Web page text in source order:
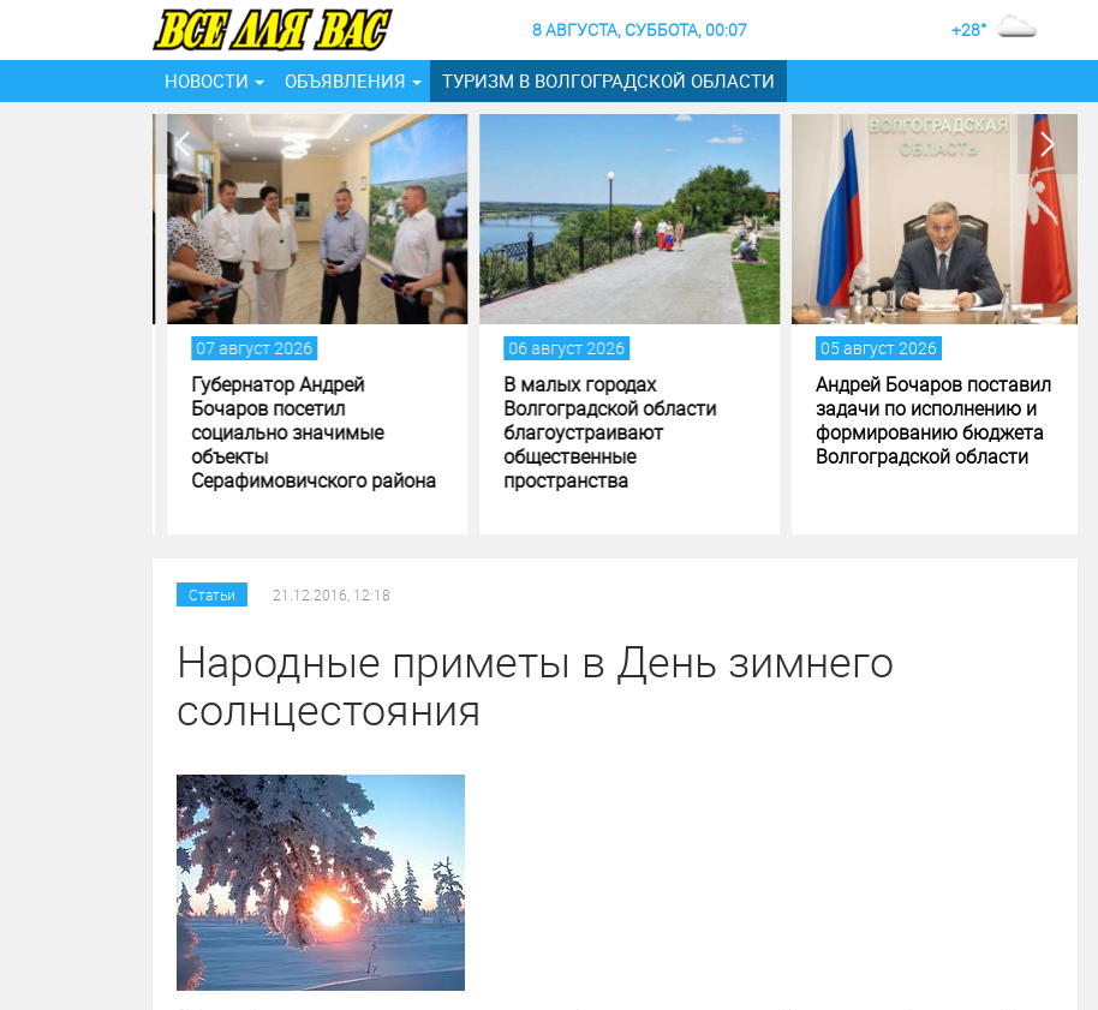
8 АВГУСТА, СУББОТА, 00:07 +28°
НОВОСТИ ОБЪЯВЛЕНИЯ ТУРИЗМ В ВОЛГОГРАДСКОЙ ОБЛАСТИ
07 август 2026
Губернатор Андрей
Бочаров посетил
социально значимые
объекты
Серафимовичского района
06 август 2026
В малых городах
Волгоградской области
благоустраивают
общественные
пространства
05 август 2026
Андрей Бочаров поставил
задачи по исполнению и
формированию бюджета
Волгоградской области
Статьи 21.12.2016, 12:18
Народные приметы в День зимнего
солнцестояния